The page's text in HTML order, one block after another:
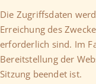
Die Zugriffsdaten
Erreichung des
erforderlich sind. Im
Bereitstellung der
Sitzung beendet ist.